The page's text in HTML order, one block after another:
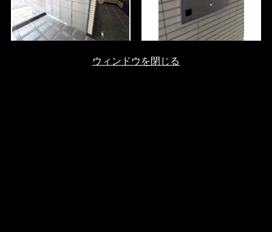
ウィンドウを閉じる